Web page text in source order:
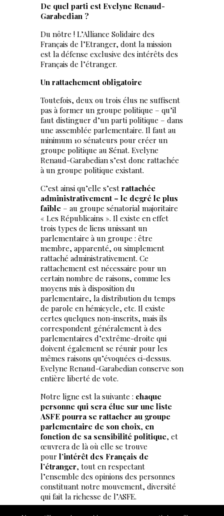
De quel parti est Evelyne Renaud-
Garabedian ?
Du nôtre ! L’Alliance Solidaire des
Français de l’Etranger, dont la mission
est la défense exclusive des intérêts des
Français de l’étranger.
Un rattachement obligatoire
Toutefois, deux ou trois élus ne suffisent
pas à former un groupe politique – qu’il
faut distinguer d’un parti politique – dans
une assemblée parlementaire. Il faut au
minimum 10 sénateurs pour créer un
groupe politique au Sénat. Evelyne
Renaud-Garabedian s’est donc rattachée
à un groupe politique existant.
C’est ainsi qu’elle s’est rattachée
administrativement – le degré le plus
faible– au groupe sénatorial majoritaire
« Les Républicains ». Il existe en effet
trois types de liens unissant un
parlementaire à un groupe : être
membre, apparenté, ou simplement
rattaché administrativement. Ce
rattachement est nécessaire pour un
certain nombre de raisons, comme les
moyens mis à disposition du
parlementaire, la distribution du temps
de parole en hémicycle, etc. Il existe
certes quelques non-inscrits, mais ils
correspondent généralement à des
parlementaires d’extrême-droite qui
doivent également se réunir pour les
mêmes raisons qu’évoquées ci-dessus.
Evelyne Renaud-Garabedian conserve son
entière liberté de vote.
Notre ligne est la suivante : chaque
personne qui sera élue sur une liste
ASFE pourra se rattacher au groupe
parlementaire de son choix, en
fonction de sa sensibilité politique, et
œuvrera de là où elle se trouve
pour l’intérêt des Français de
l’étranger, tout en respectant
l’ensemble des opinions des personnes
constituant notre mouvement, diversité
qui fait la richesse de l’ASFE.